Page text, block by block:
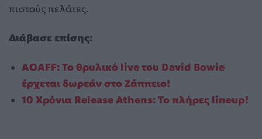
πιστούς πελάτες.
Διάβασε επίσης:
AOAFF: Το θρυλικό live του David Bowie
έρχεται δωρεάν στο Ζάππειο!
10 Χρόνια Release Athens: Το πλήρες lineup!